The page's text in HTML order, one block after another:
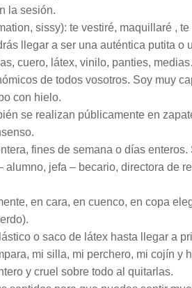
la sesión.
sissy): te vestiré, maquillaré ,
llegar a ser una auténtica putita o
cuero, látex, vinilo, panties,
de todos vosotros. Soy muy
con hielo.
se realizan públicamente en
fines de semana o días
alumno, jefa – becario, directora de
en cara, en cuenco, en copa
o saco de látex hasta llegar a
mi silla, mi perchero, mi cojín y
y cruel sobre todo al quitarlas.